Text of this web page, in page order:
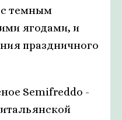
с темным
ягодами, и
праздничного
Semifreddo -